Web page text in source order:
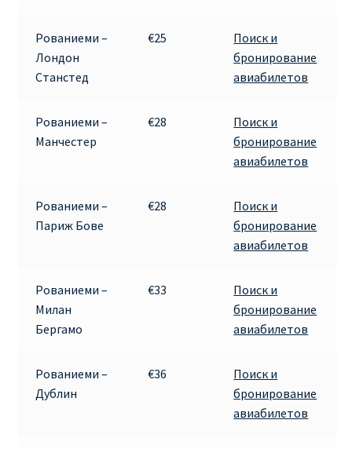
ПРАВИЛА RYANAIR В АЭРОПОРТУ И НА БОРТУ
ПРАВИЛА ПРОВОЗА БАГАЖА RYANAIR
ПУТЕШЕСТВИЕ С ДЕТЬМИ И МЛАДЕНЦАМИ
РЕЙСАМИ RYANAIR
ПУТЕШЕСТВИЯ РЕЙСАМИ RYANAIR
Информация по бронированию билетов Ryanair
КАК НАЙТИ ДЕШЕВЫЙ БИЛЕТ
Кипр
Рованиеми –
Лондон
Станстед
€25
Поиск и
бронирование
авиабилетов
Рованиеми –
Манчестер
€28
Поиск и
бронирование
авиабилетов
Рованиеми –
Париж Бове
€28
Поиск и
бронирование
авиабилетов
Рованиеми –
Милан
Бергамо
€33
Поиск и
бронирование
авиабилетов
Рованиеми –
Дублин
€36
Поиск и
бронирование
авиабилетов